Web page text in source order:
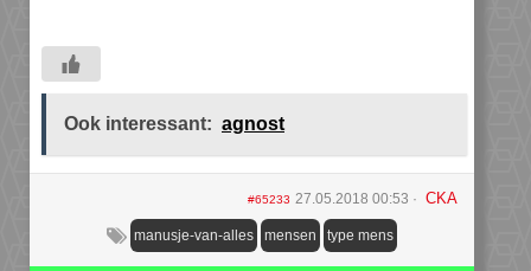
Ook interessant: agnost
#65233 27.05.2018 00:53 CKA
manusje-van-alles mensen type mens